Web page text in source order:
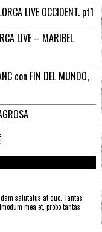
LIVE OCCIDENT. pt1
LIVE – MARIBEL
con FIN DEL MUNDO,
salutatus at quo. Tantas
mea et, probo tantas